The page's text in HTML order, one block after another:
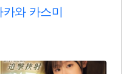
와 카스미